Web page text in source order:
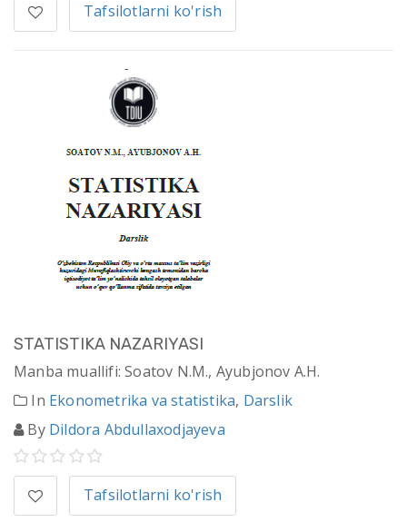
Tafsilotlarni ko'rish
STATISTIKA NAZARIYASI
Manba muallifi: Soatov N.M., Ayubjonov A.H.
In Ekonometrika va statistika, Darslik
By Dildora Abdullaxodjayeva
Tafsilotlarni ko'rish